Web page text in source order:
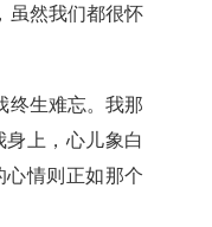
虽然我们都很怀
生难忘。我那
身上，心儿象白
心情则正如那个